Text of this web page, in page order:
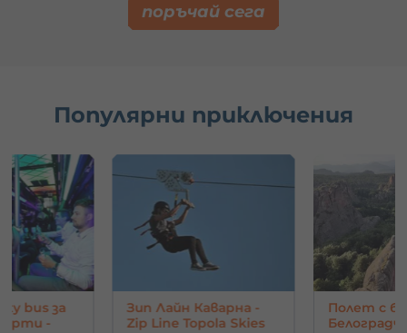
поръчай сега
Популярни приключения
bus за
-
Зип Лайн Каварна -
Zip Line Topola Skies
Полет с